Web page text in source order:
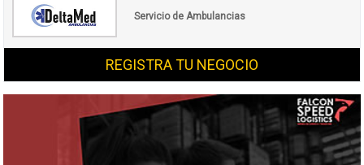
Servicio de Ambulancias
REGISTRA TU NEGOCIO